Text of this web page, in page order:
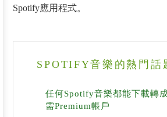
Spotify應用程式。
SPOTIFY音樂的熱門話
任何Spotify音樂都能下載轉
需Premium帳戶